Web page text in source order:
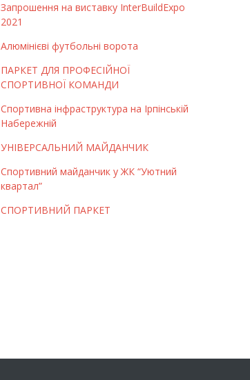
Запрошення на виставку InterBuildExpo
2021
Алюмінієві футбольні ворота
ПАРКЕТ ДЛЯ ПРОФЕСІЙНОЇ
СПОРТИВНОЇ КОМАНДИ
Спортивна інфраструктура на Ірпінській
Набережній
УНІВЕРСАЛЬНИЙ МАЙДАНЧИК
Cпортивний майданчик у ЖК “Уютний
квартал”
СПОРТИВНИЙ ПАРКЕТ